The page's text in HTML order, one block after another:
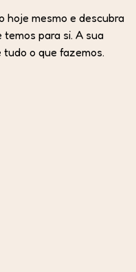
hoje mesmo e descubra
para si. A sua
o que fazemos.